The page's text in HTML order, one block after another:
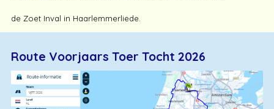
de Zoet Inval in Haarlemmerliede.
Route Voorjaars Toer Tocht 2026